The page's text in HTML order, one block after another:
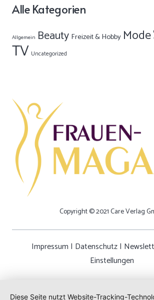
Alle Kategorien
Allgemein Beauty Freizeit & Hobby Mode
TV Uncategorized
Copyright © 2021 Care Verlag
Impressum | Datenschutz|
Einstellungen
Diese Seite nutzt Website-Tracking-